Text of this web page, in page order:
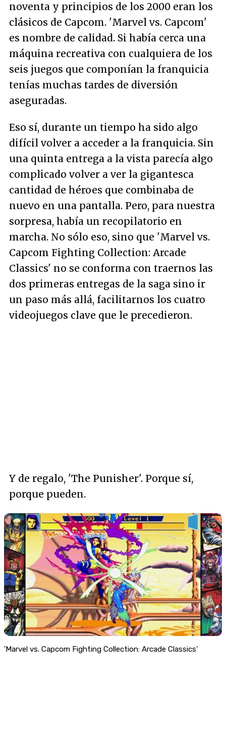
noventa y principios de los 2000 eran los
clásicos de Capcom. 'Marvel vs. Capcom'
es nombre de calidad. Si había cerca una
máquina recreativa con cualquiera de los
seis juegos que componían la franquicia
tenías muchas tardes de diversión
aseguradas.
Eso sí, durante un tiempo ha sido algo
difícil volver a acceder a la franquicia. Sin
una quinta entrega a la vista parecía algo
complicado volver a ver la gigantesca
cantidad de héroes que combinaba de
nuevo en una pantalla. Pero, para nuestra
sorpresa, había un recopilatorio en
marcha. No sólo eso, sino que 'Marvel vs.
Capcom Fighting Collection: Arcade
Classics' no se conforma con traernos las
dos primeras entregas de la saga sino ir
un paso más allá, facilitarnos los cuatro
videojuegos clave que le precedieron.
Y de regalo, 'The Punisher'. Porque sí,
porque pueden.
'Marvel vs. Capcom Fighting Collection: Arcade Classics'